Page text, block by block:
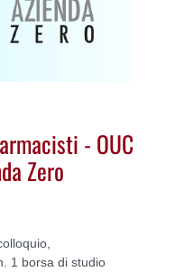
- OUC
Zero
1 borsa di studio